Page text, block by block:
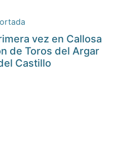
vez en Callosa
de Toros del Argar
Castillo